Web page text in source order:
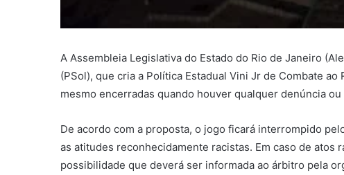
A Assembleia Legislativa do Estado do Rio de Janeiro
(PSol), que cria a Política Estadual Vini Jr de Combate
mesmo encerradas quando houver qualquer denúncia
De acordo com a proposta, o jogo ficará interrompido
as atitudes reconhecidamente racistas. Em caso de
possibilidade que deverá ser informada ao árbitro pela